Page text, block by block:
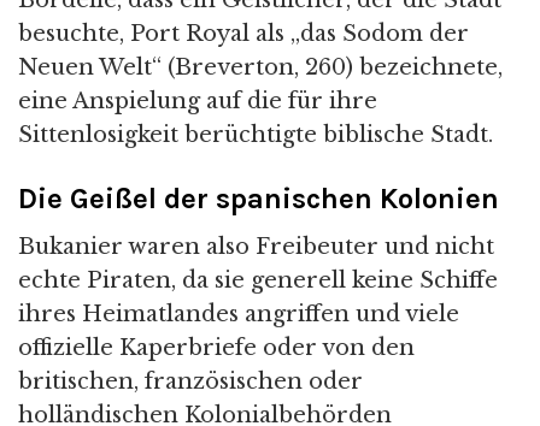
besuchte, Port Royal als „das Sodom der
Neuen Welt“ (Breverton, 260) bezeichnete,
eine Anspielung auf die für ihre
Sittenlosigkeit berüchtigte biblische Stadt.
Die Geißel der spanischen Kolonien
Bukanier waren also Freibeuter und nicht
echte Piraten, da sie generell keine Schiffe
ihres Heimatlandes angriffen und viele
offizielle Kaperbriefe oder von den
britischen, französischen oder
holländischen Kolonialbehörden